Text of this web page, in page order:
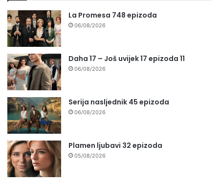
La Promesa 748 epizoda
06/08/2026
Daha 17 – Još uvijek 17 epizoda 11
06/08/2026
Serija nasljednik 45 epizoda
06/08/2026
Plamen ljubavi 32 epizoda
05/08/2026